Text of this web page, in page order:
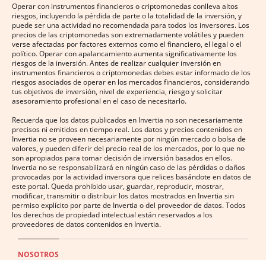
Operar con instrumentos financieros o criptomonedas conlleva altos
riesgos, incluyendo la pérdida de parte o la totalidad de la inversión, y
puede ser una actividad no recomendada para todos los inversores. Los
precios de las criptomonedas son extremadamente volátiles y pueden
verse afectadas por factores externos como el financiero, el legal o el
político. Operar con apalancamiento aumenta significativamente los
riesgos de la inversión. Antes de realizar cualquier inversión en
instrumentos financieros o criptomonedas debes estar informado de los
riesgos asociados de operar en los mercados financieros, considerando
tus objetivos de inversión, nivel de experiencia, riesgo y solicitar
asesoramiento profesional en el caso de necesitarlo.
Recuerda que los datos publicados en Invertia no son necesariamente
precisos ni emitidos en tiempo real. Los datos y precios contenidos en
Invertia no se proveen necesariamente por ningún mercado o bolsa de
valores, y pueden diferir del precio real de los mercados, por lo que no
son apropiados para tomar decisión de inversión basados en ellos.
Invertia no se responsabilizará en ningún caso de las pérdidas o daños
provocadas por la actividad inversora que relices basándote en datos de
este portal. Queda prohibido usar, guardar, reproducir, mostrar,
modificar, transmitir o distribuir los datos mostrados en Invertia sin
permiso explícito por parte de Invertia o del proveedor de datos. Todos
los derechos de propiedad intelectual están reservados a los
proveedores de datos contenidos en Invertia.
NOSOTROS